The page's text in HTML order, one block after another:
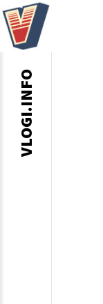
VLOGI.INFO